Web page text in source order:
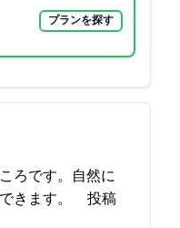
プランを探す
ろです。自然に
09-29 19:03:38投稿